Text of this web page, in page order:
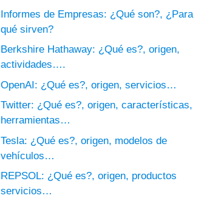
Informes de Empresas: ¿Qué son?, ¿Para
qué sirven?
Berkshire Hathaway: ¿Qué es?, origen,
actividades….
OpenAI: ¿Qué es?, origen, servicios…
Twitter: ¿Qué es?, origen, características,
herramientas…
Tesla: ¿Qué es?, origen, modelos de
vehículos…
REPSOL: ¿Qué es?, origen, productos
servicios…